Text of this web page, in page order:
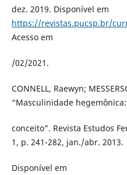
dez. 2019. Disponível em
https://revistas.pucsp.br/
Acesso em
/02/2021.
CONNELL, Raewyn;
“Masculinidade
conceito”. Revista Estudos
1, p. 241-282, jan./abr. 2013.
Disponível em